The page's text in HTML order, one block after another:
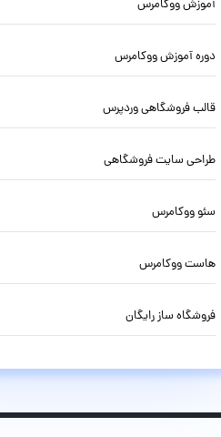
آموزش ووکامرس
دوره آموزش ووکامرس
قالب فروشگاهی وردپرس
طراحی سایت فروشگاهی
سئو ووکامرس
هاست ووکامرس
فروشگاه ساز رایگان